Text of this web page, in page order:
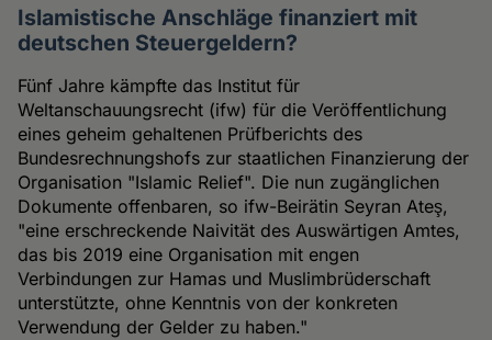
Islamistische Anschläge finanziert mit
deutschen Steuergeldern?
Fünf Jahre kämpfte das Institut für
Weltanschauungsrecht (ifw) für die Veröffentlichung
eines geheim gehaltenen Prüfberichts des
Bundesrechnungshofs zur staatlichen Finanzierung der
Organisation "Islamic Relief". Die nun zugänglichen
Dokumente offenbaren, so ifw-Beirätin Seyran Ateş,
"eine erschreckende Naivität des Auswärtigen Amtes,
das bis 2019 eine Organisation mit engen
Verbindungen zur Hamas und Muslimbrüderschaft
unterstützte, ohne Kenntnis von der konkreten
Verwendung der Gelder zu haben."